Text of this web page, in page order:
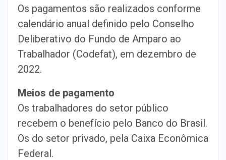
Os pagamentos são realizados conforme
calendário anual definido pelo Conselho
Deliberativo do Fundo de Amparo ao
Trabalhador (Codefat), em dezembro de
2022.
Meios de pagamento
Os trabalhadores do setor público
recebem o benefício pelo Banco do Brasil.
Os do setor privado, pela Caixa Econômica
Federal.